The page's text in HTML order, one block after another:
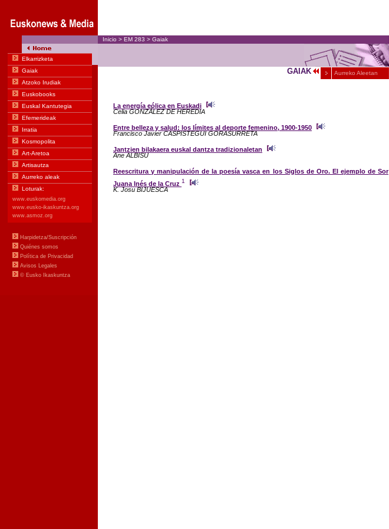
La energía eólica en Euskadi
Celia GONZÁLEZ DE HEREDIA
Entre belleza y salud: los límites al deporte femenino, 1900-1950
Francisco Javier CASPISTEGUI GORASURRETA
Jantzien bilakaera euskal dantza tradizionaletan
Ane ALBISU
Reescritura y manipulación de la poesía vasca en los Siglos de Oro. El ejemplo de Sor
Juana Inés de la Cruz 1
K. Josu BIJUESCA
GAIAK Aurreko Aleetan
Inicio > EM 283 > Gaiak